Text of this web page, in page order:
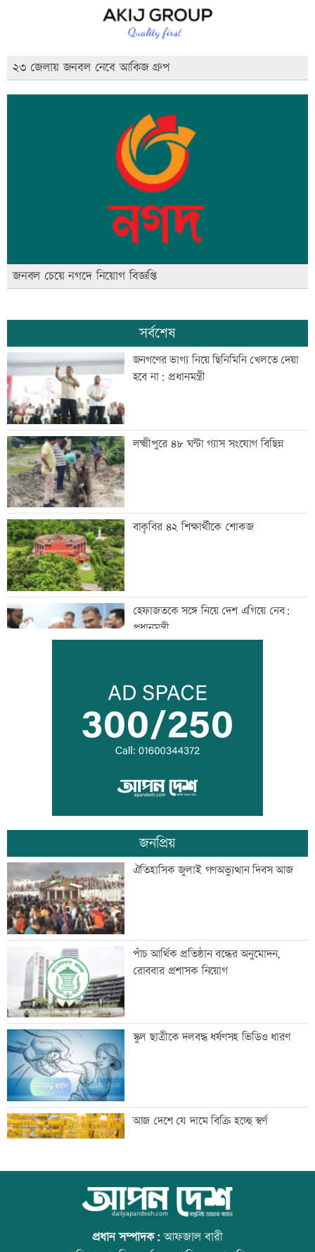
২৩ জেলায় জনবল নেবে আকিজ গ্রুপ
জনবল চেয়ে নগদে নিয়োগ বিজ্ঞপ্তি
সর্বশেষ
জনগণের ভাগ্য নিয়ে ছিনিমিনি খেলতে দেয়া
হবে না: প্রধানমন্ত্রী
লক্ষ্মীপুরে ৪৮ ঘন্টা গ্যাস সংযোগ বিছিন্ন
বাকৃবির ৪২ শিক্ষার্থীকে শোকজ
হেফাজতকে সঙ্গে নিয়ে দেশ এগিয়ে নেব:
প্রধানমন্ত্রী
শাহ আহমদ শফীর কবর জিয়ারত করলেন
প্রধানমন্ত্রী
সাঁওতাল হত্যা বিচারের দাবিতে বিক্ষোভ
আইনজীবী জামাতার বিরুদ্ধে শ্বশুরের
মানববন্ধন
ইলিয়াস আলী গুম: উইং কমান্ডারের বিরুদ্ধে
পরোয়ানা
আইসাকা ঢাকা চ্যাপ্টারের নতুন সভাপতি
আজাদ, সেক্রেটারি ফারুক
প্রবীণ সাংবাদিক মৃণাল কৃষ্ণ আর নেই
দেশের মানুষকে দেয়া জবান রক্ষা করতে
চাই: প্রধানমন্ত্রী
জনপ্রিয়
ঐতিহাসিক জুলাই গণঅভ্যুত্থান দিবস আজ
পাঁচ আর্থিক প্রতিষ্ঠান বন্ধের অনুমোদন,
রোববার প্রশাসক নিয়োগ
স্কুল ছাত্রীকে দলবদ্ধ ধর্ষণসহ ভিডিও ধারণ
আজ দেশে যে দামে বিক্রি হচ্ছে স্বর্ণ
আজ বিশ্ব বন্ধু দিবস
প্রধান সম্পাদক:আফজাল বারী